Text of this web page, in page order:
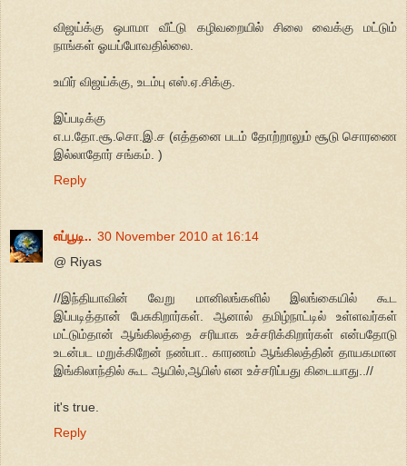
விஜய்க்கு ஒபாமா வீட்டு கழிவறையில் சிலை வைக்கு மட்டும்
நாங்கள் ஓயப்போவதில்லை.
உயிர் விஜய்க்கு, உடம்பு எஸ்.ஏ.சிக்கு.
இப்படிக்கு
எ.ப.தோ.சூ.சொ.இ.ச (எத்தனை படம் தோற்றாலும் சூடு சொரணை
இல்லாதோர் சங்கம். )
Reply
எப்பூடி.. 30 November 2010 at 16:14
@ Riyas
//இந்தியாவின் வேறு மானிலங்களில் இலங்கையில் கூட
இப்படித்தான் பேசுகிறார்கள். ஆனால் தமிழ்நாட்டில் உள்ளவர்கள்
மட்டும்தான் ஆங்கிலத்தை சரியாக உச்சரிக்கிறார்கள் என்பதோடு
உடன்பட மறுக்கிறேன் நண்பா.. காரணம் ஆங்கிலத்தின் தாயகமான
இங்கிலாந்தில் கூட ஆயில்,ஆபிஸ் என உச்சரிப்பது கிடையாது..//
it's true.
Reply